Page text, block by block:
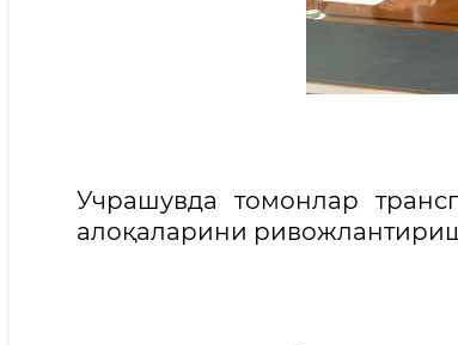
Учрашувда томонлар
алоқаларини